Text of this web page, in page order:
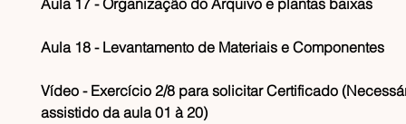
Aula 17 - Organização do Arquivo e plantas baixas
Aula 18 - Levantamento de Materiais e Componentes
Vídeo - Exercício 2/8 para solicitar Certificado
assistido da aula 01 à 20)